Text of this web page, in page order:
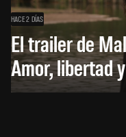
HACE 2 DÍAS
El trailer de
Amor, libertad